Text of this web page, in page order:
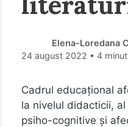
Elena-Loredana
24 august 2022 • 4
Cadrul educațional
la nivelul didacticii,
psiho-cognitive și